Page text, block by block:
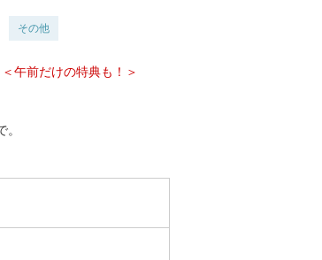
その他
午前だけの特典も！＞